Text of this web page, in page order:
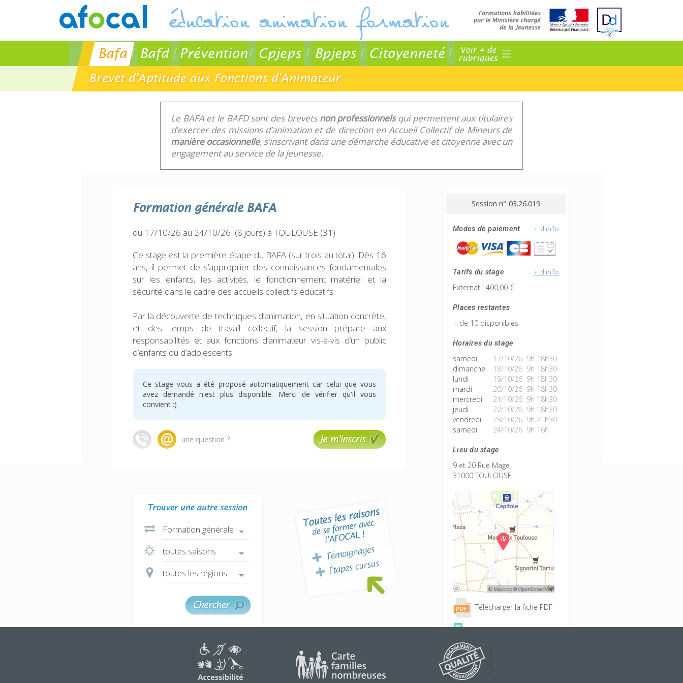
Bafa Bafd Prévention Cpjeps Bpjeps Citoyenneté
Voir + de
rubriques
Brevet d'Aptitude aux Fonctions d'Animateur
Le BAFA et le BAFD sont des brevets non professionnelsqui permettent aux titulaires
d’exercer des missions d’animation et de direction en Accueil Collectif de Mineurs de
manière occasionnelle, s’inscrivant dans une démarche éducative et citoyenne avec un
engagement au service de la jeunesse.
Formation généraleBAFA
du 17/10/26 au 24/10/26 (8 jours) à TOULOUSE (31)
Ce stage est la première étape du BAFA (sur trois au total). Dès 16
ans, il permet de s’approprier des connaissances fondamentales
sur les enfants, les activités, le fonctionnement matériel et la
sécurité dans le cadre des accueils collectifs éducatifs.
Par la découverte de techniques d’animation, en situation concrète,
et des temps de travail collectif, la session prépare aux
responsabilités et aux fonctions d’animateur vis-à-vis d’un public
d’enfants ou d’adolescents.
Ce stage vous a été proposé automatiquement car celui que vous
avez demandé n'est plus disponible. Merci de vérifier qu'il vous
convient :)
une question ?
Session n° 03.26.019
Modes de paiement + d'info
Tarifs du stage + d'info
Externat : 400,00 €
Places restantes
+ de 10 disponibles
Horaires du stage
samedi
17/10/26 9h 18h30
dimanche
18/10/26 9h 18h30
lundi
19/10/26 9h 18h30
mardi
20/10/26 9h 18h30
mercredi
21/10/26 9h 18h30
jeudi
22/10/26 9h 18h30
vendredi
23/10/26 9h 21h30
samedi
24/10/26 9h 16h
Lieu du stage
9 et 20 Rue Mage
31000 TOULOUSE
Télécharger la fiche PDF
Conditions d'inscription
Projet éducatif